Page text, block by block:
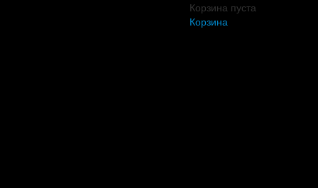
Корзина пуста
Корзина